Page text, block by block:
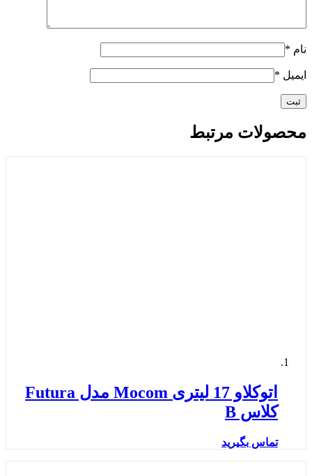
نام *
ایمیل *
محصولات مرتبط
اتوکلاو 17 لیتری Mocom مدل Futura
کلاس B
تماس بگیرید